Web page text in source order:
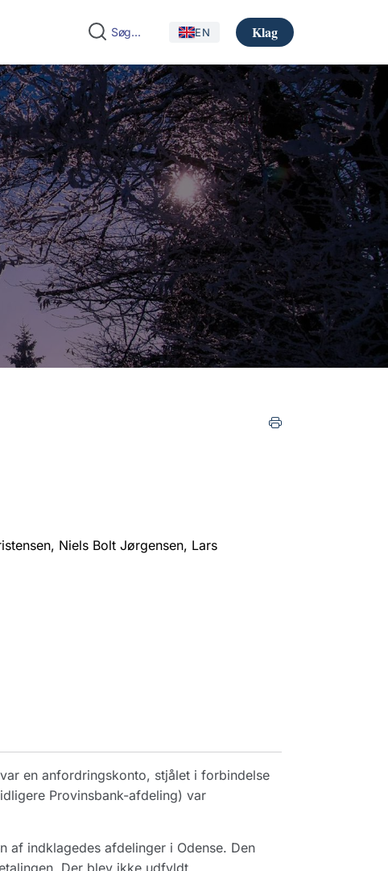
EN Klag
Niels Bolt Jørgensen, Lars
en anfordringskonto, stjålet i forbindelse
Provinsbank-afdeling) var
indklagedes afdelinger i Odense. Den
Der blev ikke udfyldt